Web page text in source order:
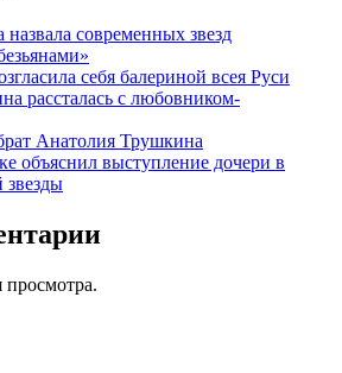
современных звезд
себя балериной всея Руси
рассталась с любовником-
Анатолия Трушкина
объяснил выступление дочери в
звезды
просмотра.